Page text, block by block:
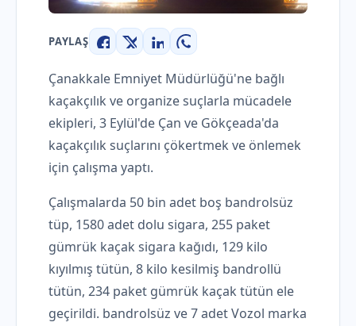
PAYLAŞ
Facebook
X LinkedInWhatsApp
Çanakkale Emniyet Müdürlüğü'ne bağlı
kaçakçılık ve organize suçlarla mücadele
ekipleri, 3 Eylül'de Çan ve Gökçeada'da
kaçakçılık suçlarını çökertmek ve önlemek
için çalışma yaptı.
Çalışmalarda 50 bin adet boş bandrolsüz
tüp, 1580 adet dolu sigara, 255 paket
gümrük kaçak sigara kağıdı, 129 kilo
kıyılmış tütün, 8 kilo kesilmiş bandrollü
tütün, 234 paket gümrük kaçak tütün ele
geçirildi. bandrolsüz ve 7 adet Vozol marka